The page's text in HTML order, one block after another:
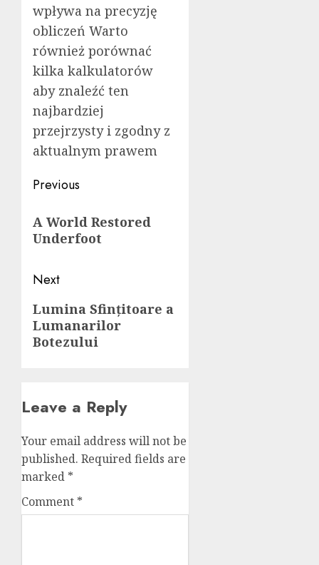
wpływa na precyzję
obliczeń Warto
również porównać
kilka kalkulatorów
aby znaleźć ten
najbardziej
przejrzysty i zgodny z
aktualnym prawem
Post
navigation
Previous
post:
A World Restored
Underfoot
Next
Next
post:
Lumina Sfințitoare a
Lumanarilor
Botezului
Leave a Reply
Your email address will not be
published. Required fields are
marked *
Comment *